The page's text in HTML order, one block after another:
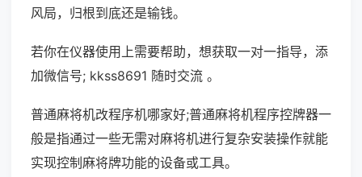
风局，归根到底还是输钱。
若你在仪器使用上需要帮助，想获取一对一指导，添
加微信号; kkss8691 随时交流 。
普通麻将机改程序机哪家好;普通麻将机程序控牌器一
般是指通过一些无需对麻将机进行复杂安装操作就能
实现控制麻将牌功能的设备或工具。